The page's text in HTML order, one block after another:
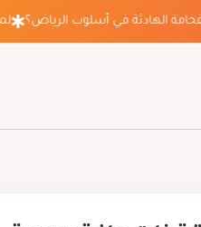
الهادئة في أسلوب الرياض؟ لماذا